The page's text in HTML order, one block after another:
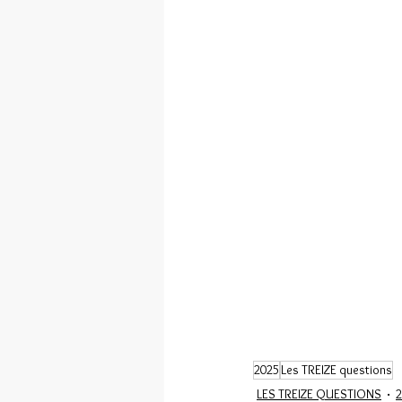
2025 Les TREIZE questions
LES TREIZE QUESTIONS